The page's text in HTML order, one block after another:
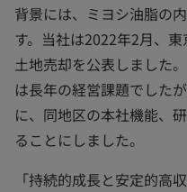
背景には、ミヨシ油脂の
す。当社は2022年2月、
土地売却を公表しました
は長年の経営課題でした
に、同地区の本社機能、
ることにしました。
「持続的成長と安定的高